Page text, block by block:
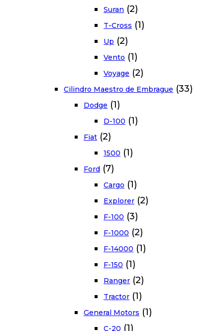
Suran (2)
T-Cross (1)
Up (2)
Vento (1)
Voyage (2)
Cilindro Maestro de Embrague (33)
Dodge (1)
D-100 (1)
Fiat (2)
1500 (1)
Ford (7)
Cargo (1)
Explorer (2)
F-100 (3)
F-1000 (2)
F-14000 (1)
F-150 (1)
Ranger (2)
Tractor (1)
General Motors (1)
C-20 (1)